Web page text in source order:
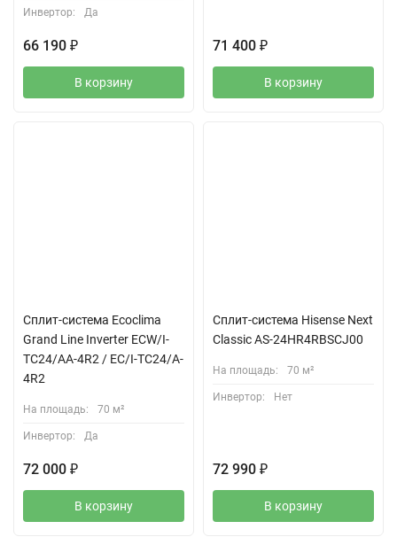
Инвертор: Да
66 190 ₽
В корзину
71 400 ₽
В корзину
Сплит-система Ecoclima
Grand Line Inverter ECW/I-
TC24/AA-4R2 / EC/I-TC24/A-
4R2
На площадь: 70 м²
Инвертор: Да
72 000 ₽
В корзину
Сплит-система Hisense Next
Classic AS-24HR4RBSCJ00
На площадь: 70 м²
Инвертор: Нет
72 990 ₽
В корзину